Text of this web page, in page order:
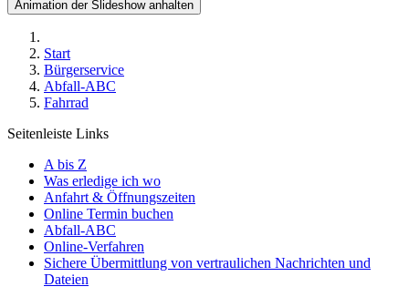
Animation der Slideshow anhalten
Start
Bürgerservice
Abfall-ABC
Fahrrad
Seitenleiste Links
A bis Z
Was erledige ich wo
Anfahrt & Öffnungszeiten
Online Termin buchen
Abfall-ABC
Online-Verfahren
Sichere Übermittlung von vertraulichen Nachrichten und
Dateien